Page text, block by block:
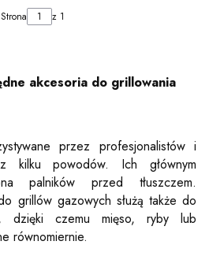
Strona z 1
akcesoria do grillowania
przez profesjonalistów i
kilku powodów. Ich głównym
palników przed tłuszczem.
grillów gazowych służą także do
dzięki czemu mięso, ryby lub
równomiernie.